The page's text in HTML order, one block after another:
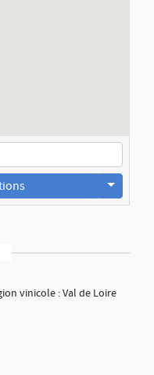
vinicole : Val de Loire